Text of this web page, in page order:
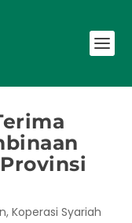
,Koperasi Syariah